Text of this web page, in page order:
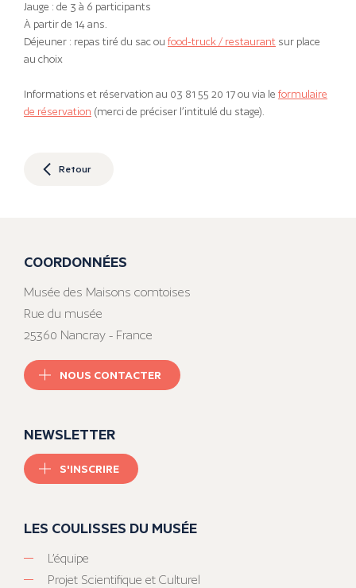
Jauge : de 3 à 6 participants
À partir de 14 ans.
Déjeuner : repas tiré du sac ou food-truck / restaurant sur place
au choix
Informations et réservation au 03 81 55 20 17 ou via le formulaire
de réservation (merci de préciser l’intitulé du stage).
Retour
COORDONNÉES
Musée des Maisons comtoises
Rue du musée
25360 Nancray - France
NOUS CONTACTER
NEWSLETTER
S'INSCRIRE
LES COULISSES DU MUSÉE
L’équipe
Projet Scientifique et Culturel